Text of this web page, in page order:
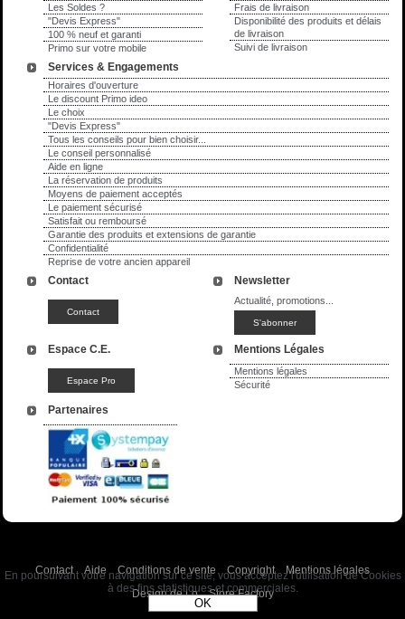
Les Soldes ?
"Devis Express"
100 % neuf et garanti
Primo sur votre mobile
Frais de livraison
Disponibilité des produits et délais
de livraison
Suivi de livraison
Services & Engagements
Horaires d'ouverture
Le discount Primo ideo
Le choix
"Devis Express"
Tous les conseils pour bien choisir...
Le conseil personnalisé
Aide en ligne
La réservation de produits
Moyens de paiement acceptés
Le paiement sécurisé
Satisfait ou remboursé
Garantie des produits et extensions de garantie
Confidentialité
Reprise de votre ancien appareil
Contact Newsletter
Actualité, promotions...
Espace C.E. Mentions Légales
Mentions légales
Sécurité
Partenaires
Contact Aide Conditions de vente Copyright
Mentions légales
Design de Lo
Store Factory
En poursuivant votre navigation sur ce site, vous acceptez l'utilisation de Cookies
à des fins statistiques et commerciales.
OK